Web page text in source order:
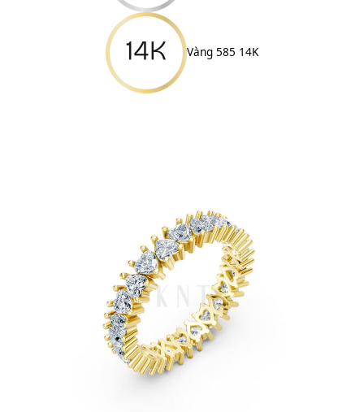
Vàng 585 14K